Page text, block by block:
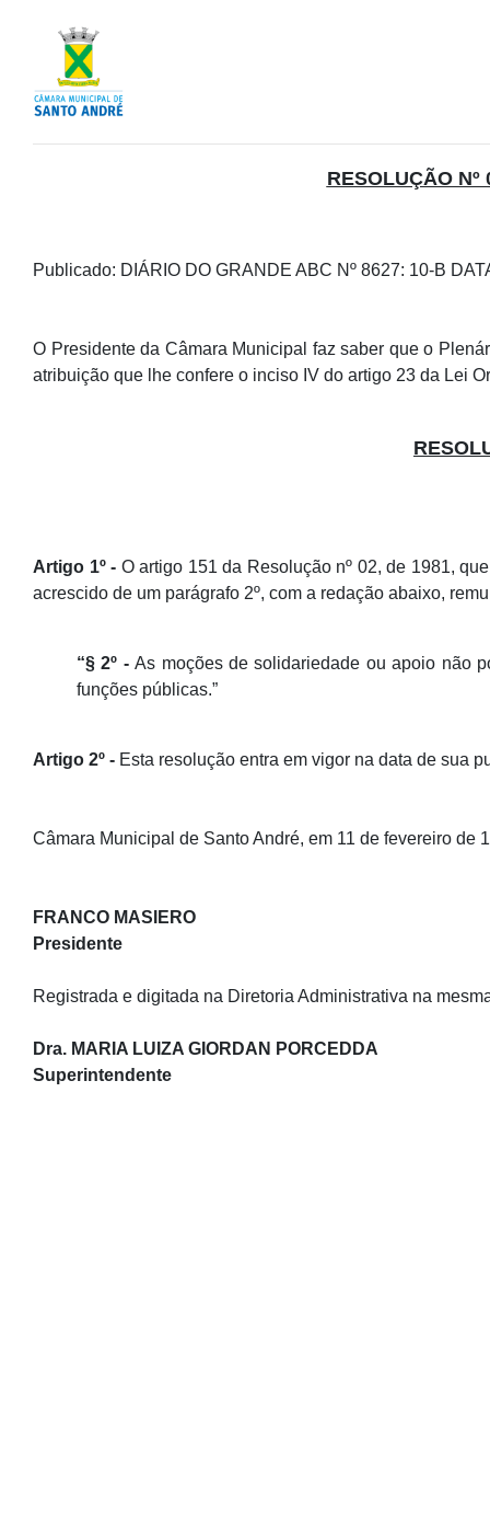
RESOLUÇÃO Nº
Publicado: DIÁRIO DO GRANDE ABC Nº 8627: 10-B
O Presidente da Câmara Municipal faz saber que o
atribuição que lhe confere o inciso IV do artigo 23 da Lei
Artigo 1º - O artigo 151 da Resolução nº 02, de 1981,
acrescido de um parágrafo 2º, com a redação abaixo,
“§ 2º -As moções de solidariedade ou apoio não
funções públicas.”
Artigo 2º - Esta resolução entra em vigor na data de sua
Câmara Municipal de Santo André, em 11 de fevereiro de
FRANCO MASIERO
Presidente
Registrada e digitada na Diretoria Administrativa na
Dra. MARIA LUIZA GIORDAN PORCEDDA
Superintendente